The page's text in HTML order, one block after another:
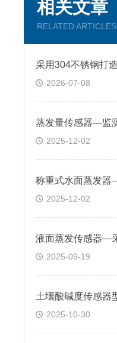
相关文章
RELATED ARTICLES
2026-07-08
2025-12-02
2025-12-02
2025-09-19
2025-10-30